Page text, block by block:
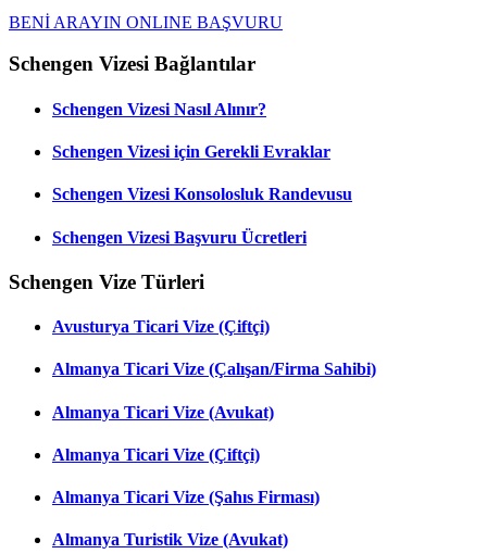
BENİ ARAYIN ONLINE BAŞVURU
Schengen Vizesi Bağlantılar
Schengen Vizesi Nasıl Alınır?
Schengen Vizesi için Gerekli Evraklar
Schengen Vizesi Konsolosluk Randevusu
Schengen Vizesi Başvuru Ücretleri
Schengen Vize Türleri
Avusturya Ticari Vize (Çiftçi)
Almanya Ticari Vize (Çalışan/Firma Sahibi)
Almanya Ticari Vize (Avukat)
Almanya Ticari Vize (Çiftçi)
Almanya Ticari Vize (Şahıs Firması)
Almanya Turistik Vize (Avukat)